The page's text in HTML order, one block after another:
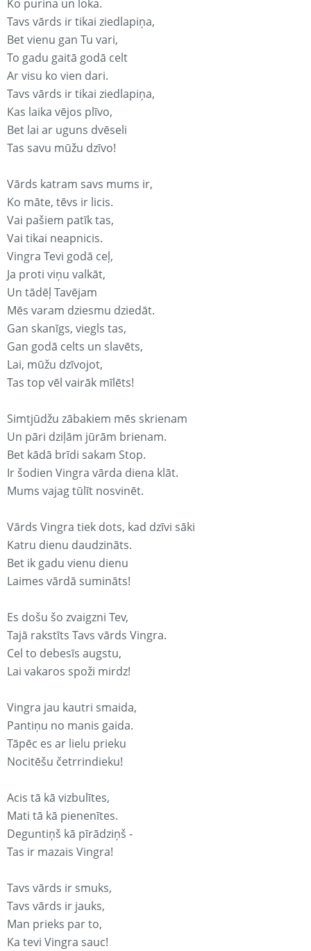
Ko purina un loka.
Tavs vārds ir tikai ziedlapiņa,
Bet vienu gan Tu vari,
To gadu gaitā godā celt
Ar visu ko vien dari.
Tavs vārds ir tikai ziedlapiņa,
Kas laika vējos plīvo,
Bet lai ar uguns dvēseli
Tas savu mūžu dzīvo!
Vārds katram savs mums ir,
Ko māte, tēvs ir licis.
Vai pašiem patīk tas,
Vai tikai neapnicis.
Vingra Tevi godā ceļ,
Ja proti viņu valkāt,
Un tādēļ Tavējam
Mēs varam dziesmu dziedāt.
Gan skanīgs, viegls tas,
Gan godā celts un slavēts,
Lai, mūžu dzīvojot,
Tas top vēl vairāk mīlēts!
Simtjūdžu zābakiem mēs skrienam
Un pāri dziļām jūrām brienam.
Bet kādā brīdi sakam Stop.
Ir šodien Vingra vārda diena klāt.
Mums vajag tūlīt nosvinēt.
Vārds Vingra tiek dots, kad dzīvi sāki
Katru dienu daudzināts.
Bet ik gadu vienu dienu
Laimes vārdā sumināts!
Es došu šo zvaigzni Tev,
Tajā rakstīts Tavs vārds Vingra.
Cel to debesīs augstu,
Lai vakaros spoži mirdz!
Vingra jau kautri smaida,
Pantiņu no manis gaida.
Tāpēc es ar lielu prieku
Nocitēšu četrrindieku!
Acis tā kā vizbulītes,
Mati tā kā pienenītes.
Deguntiņš kā pīrādziņš -
Tas ir mazais Vingra!
Tavs vārds ir smuks,
Tavs vārds ir jauks,
Man prieks par to,
Ka tevi Vingra sauc!